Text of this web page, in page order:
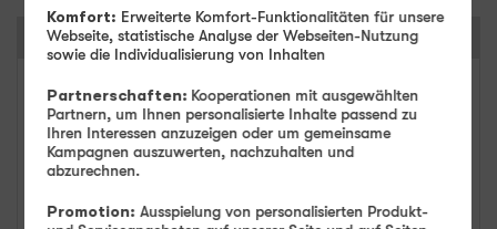
Kategorien
FAQ: Am häufigsten gesucht
Festnetz
Komfort: Erweiterte Komfort-Funktionalitäten für unsere
Webseite, statistische Analyse der Webseiten-Nutzung
sowie die Individualisierung von Inhalten
Partnerschaften: Kooperationen mit ausgewählten
Partnern, um Ihnen personalisierte Inhalte passend zu
Ihren Interessen anzuzeigen oder um gemeinsame
Kampagnen auszuwerten, nachzuhalten und
abzurechnen.
Promotion: Ausspielung von personalisierten Produkt-